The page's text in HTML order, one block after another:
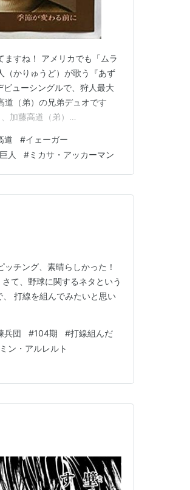
ますね！ アメリカでも「ムラ
（かりゅうど）が歌う『あず
ューシングルで、狩人最大
道（弟）の兄弟デュオです
加藤高道（弟）
道 #イェーガー
人 #ミカサ・アッカーマン
チング、素晴らしかった！
て、野球に関するネタという
打線を組んでみたいと思い
兵団 #104期 #打線組んだ
ン・アルレルト